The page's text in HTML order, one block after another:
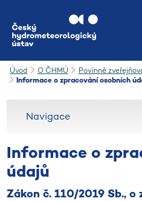
Úvod O ČHMÚ
Povinně
Informace o zpracování osobních
Informace o
údajů
Zákon č. 110/2019 Sb., o
Navigace